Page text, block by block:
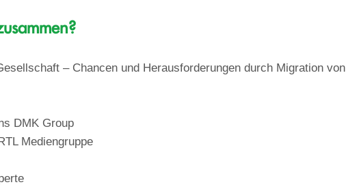
– Chancen und Herausforderungen durch Migration von
DMK Group
Mediengruppe